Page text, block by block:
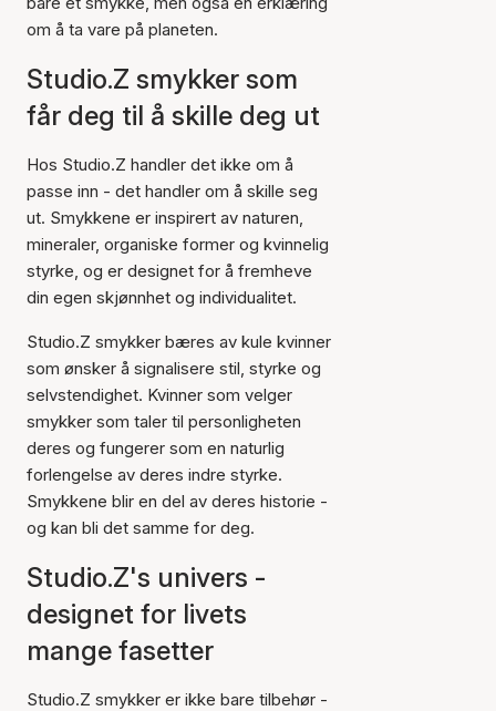
om å ta vare på planeten.
Studio.Z smykker som
får deg til å skille deg ut
Hos Studio.Z handler det ikke om å
passe inn - det handler om å skille seg
ut. Smykkene er inspirert av naturen,
mineraler, organiske former og kvinnelig
styrke, og er designet for å fremheve
din egen skjønnhet og individualitet.
Studio.Z smykker bæres av kule kvinner
som ønsker å signalisere stil, styrke og
selvstendighet. Kvinner som velger
smykker som taler til personligheten
deres og fungerer som en naturlig
forlengelse av deres indre styrke.
Smykkene blir en del av deres historie -
og kan bli det samme for deg.
Studio.Z's univers -
designet for livets
mange fasetter
Studio.Z smykker er ikke bare tilbehør -